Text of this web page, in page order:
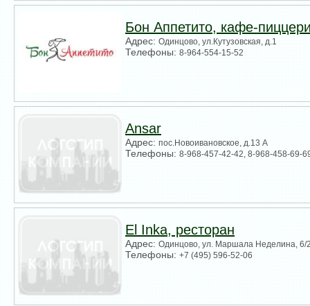
Бон Аппетито, кафе-
Адрес:Одинцово, ул.Кутузовская, д.1
Телефоны:8-964-554-15-52
Ansar
Адрес:пос.Новоивановское, д.13 А
Телефоны:8-968-457-42-42, 8-968-458-69-
El Inka, ресторан
Адрес:Одинцово, ул. Маршала Неделина, 6/
Телефоны:+7 (495) 596-52-06